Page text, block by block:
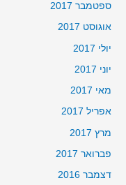
ספטמבר 2017
אוגוסט 2017
יולי 2017
יוני 2017
מאי 2017
אפריל 2017
מרץ 2017
פברואר 2017
דצמבר 2016